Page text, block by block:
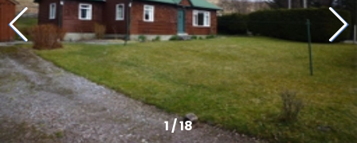
1/18